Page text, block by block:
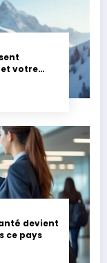
votre
devient
ce pays